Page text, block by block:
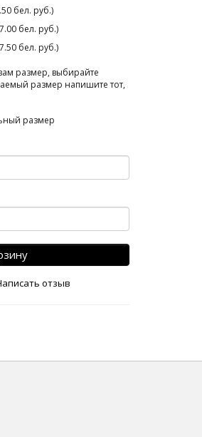
бел. руб.)
бел. руб.)
бел. руб.)
размер, выбирайте
размер напишите тот,
размер
отзыв